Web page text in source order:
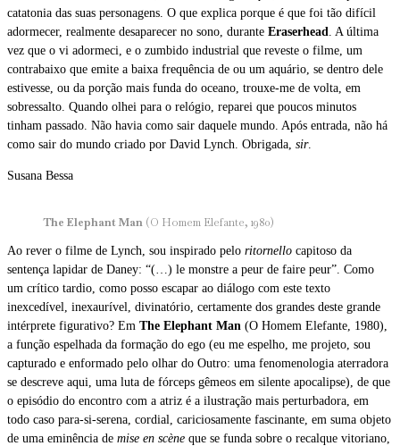
catatonia das suas personagens. O que explica porque é que foi tão difícil
adormecer, realmente desaparecer no sono, durante Eraserhead
. A última
vez que o vi adormeci, e o zumbido industrial que reveste o filme, um
contrabaixo que emite a baixa frequência de ou um aquário, se dentro dele
estivesse, ou da porção mais funda do oceano, trouxe-me de volta, em
sobressalto. Quando olhei para o relógio, reparei que poucos minutos
tinham passado. Não havia como sair daquele mundo. Após entrada, não há
como sair do mundo criado por David Lynch. Obrigada, sir.
Susana Bessa
The Elephant Man (O Homem Elefante, 1980)
Ao rever o filme de Lynch, sou inspirado pelo ritornello capitoso da
sentença lapidar de Daney: “(…) le monstre a peur de faire peur”. Como
um crítico tardio, como posso escapar ao diálogo com este texto
inexcedível, inexaurível, divinatório, certamente dos grandes deste grande
intérprete figurativo? Em The Elephant Man (O Homem Elefante, 1980),
a função espelhada da formação do ego (eu me espelho, me projeto, sou
capturado e enformado pelo olhar do Outro: uma fenomenologia aterradora
se descreve aqui, uma luta de fórceps gêmeos em silente apocalipse), de que
o episódio do encontro com a atriz é a ilustração mais perturbadora, em
todo caso para-si-serena, cordial, cariciosamente fascinante, em suma objeto
de uma eminência de mise en scène que se funda sobre o recalque vitoriano,